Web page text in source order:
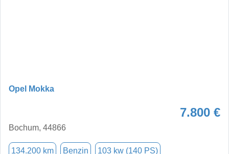
Opel Mokka
7.800 €
Bochum, 44866
134.200 km Benzin 103 kw (140 PS)